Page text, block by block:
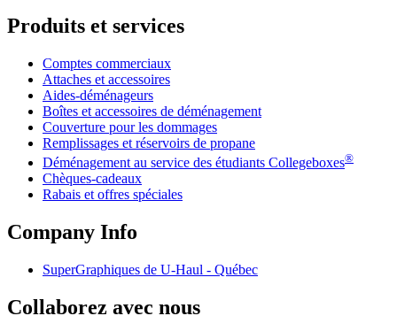
Produits et services
Comptes commerciaux
Attaches et accessoires
Aides-déménageurs
Boîtes et accessoires de déménagement
Couverture pour les dommages
Remplissages et réservoirs de propane
Déménagement au service des étudiants Collegeboxes®
Chèques-cadeaux
Rabais et offres spéciales
Company Info
SuperGraphiques de U-Haul - Québec
Collaborez avec nous